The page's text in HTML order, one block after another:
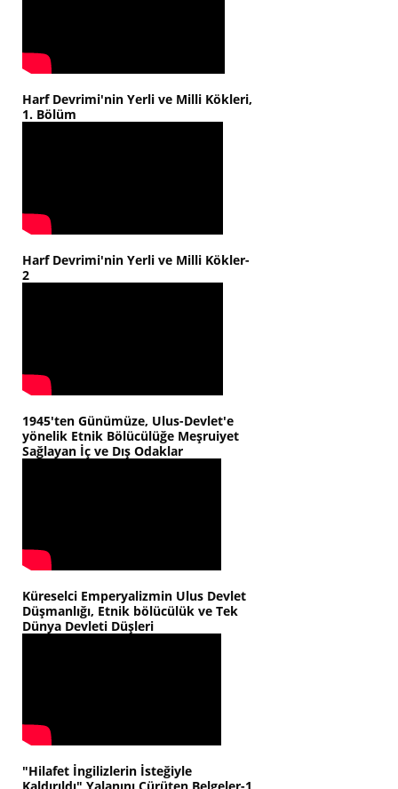
Harf Devrimi'nin Yerli ve Milli Kökleri,
1. Bölüm
Harf Devrimi'nin Yerli ve Milli Kökler-
2
1945'ten Günümüze, Ulus-Devlet'e
yönelik Etnik Bölücülüğe Meşruiyet
Sağlayan İç ve Dış Odaklar
Küreselci Emperyalizmin Ulus Devlet
Düşmanlığı, Etnik bölücülük ve Tek
Dünya Devleti Düşleri
"Hilafet İngilizlerin İsteğiyle